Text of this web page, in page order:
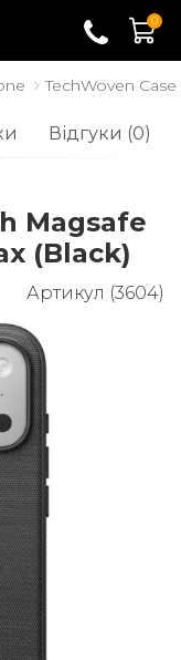
0
TechWoven
Відгуки (0)
Magsafe
(Black)
Артикул (3604)